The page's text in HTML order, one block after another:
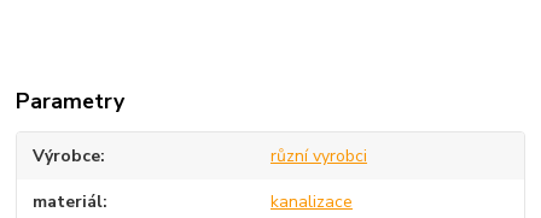
Parametry
Výrobce různí vyrobci
materiál kanalizace